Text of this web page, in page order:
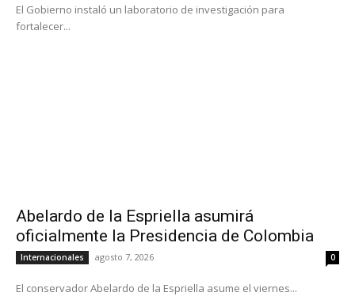
El Gobierno instaló un laboratorio de investigación para
fortalecer...
Abelardo de la Espriella asumirá
oficialmente la Presidencia de Colombia
Internacionales agosto 7, 2026 0
El conservador Abelardo de la Espriella asume el viernes...